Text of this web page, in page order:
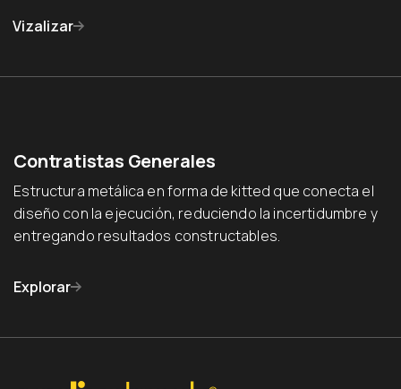
Vizalizar
Contratistas Generales
Estructura metálica en forma de kitted que conecta el
diseño con la ejecución, reduciendo la incertidumbre y
entregando resultados constructables.
Explorar